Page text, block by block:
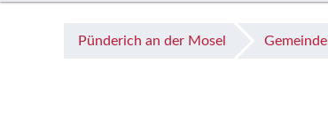
Pünderich an der Mosel